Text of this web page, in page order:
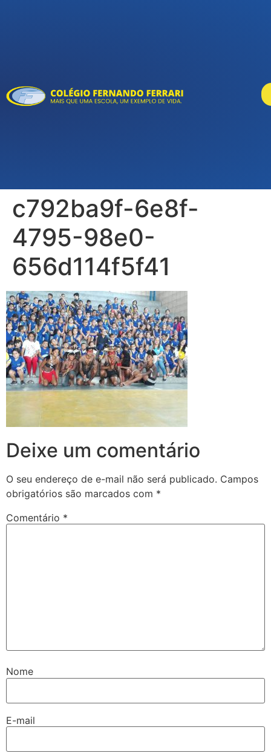
c792ba9f-6e8f-
4795-98e0-
656d114f5f41
Deixe um comentário
O seu endereço de e-mail não será publicado. Campos
obrigatórios são marcados com *
Comentário *
Nome
E-mail